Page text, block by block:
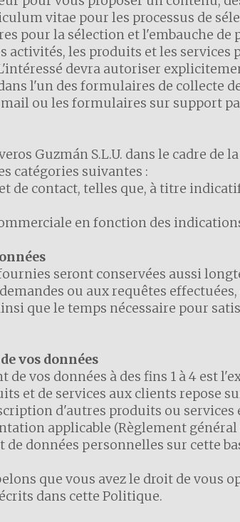
vitae pour les processus de
pour la sélection et l'embauche de
activités, les produits et les
devra autoriser
l'un des formulaires de collecte
ou les formulaires sur support
Guzmán S.L.U. dans le cadre
catégories suivantes :
de contact, telles que, à titre
en fonction des
seront conservées aussi
ou aux requêtes
que le temps nécessaire pour
vos données
de vos données à des fins 1 à 4 est
et de services aux clients repose
d'autres produits ou
applicable (Règlement
données personnelles sur cette
que vous avez le droit de vous
dans cette Politique.